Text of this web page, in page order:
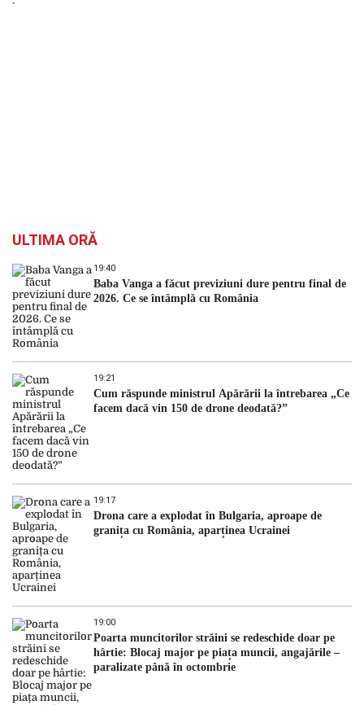
ULTIMA ORĂ
19:40
Baba Vanga a făcut previziuni dure pentru final de
2026. Ce se întâmplă cu România
19:21
Cum răspunde ministrul Apărării la întrebarea „Ce
facem dacă vin 150 de drone deodată?”
19:17
Drona care a explodat în Bulgaria, aproape de
granița cu România, aparținea Ucrainei
19:00
Poarta muncitorilor străini se redeschide doar pe
hârtie: Blocaj major pe piața muncii, angajările –
paralizate până în octombrie